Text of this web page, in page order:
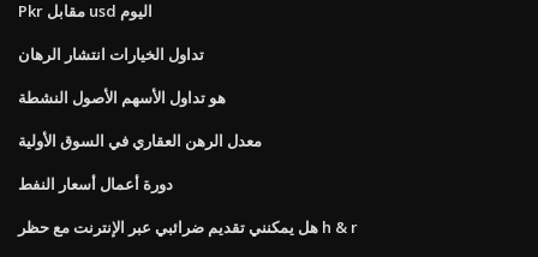
Pkr مقابل usd اليوم
تداول الخيارات انتشار الرهان
هو تداول الأسهم الأصول النشطة
معدل الرهن العقاري في السوق الأولية
دورة أعمال أسعار النفط
هل يمكنني تقديم ضرائبي عبر الإنترنت مع حظر h & r